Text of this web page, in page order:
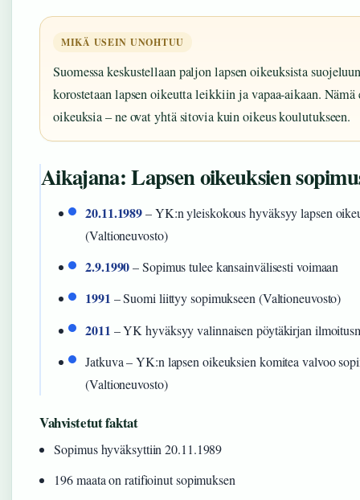
MIKÄ USEIN UNOHTUU
Suomessa keskustellaan paljon lapsen oikeuksista
korostetaan lapsen oikeutta leikkiin ja vapaa-aikaan.
oikeuksia – ne ovat yhtä sitovia kuin oikeus koulutukseen.
Aikajana: Lapsen oikeuksien
20.11.1989– YK:n yleiskokous hyväksyy lapsen
(Valtioneuvosto)
2.9.1990– Sopimus tulee kansainvälisesti voimaan
1991 – Suomi liittyy sopimukseen (Valtioneuvosto)
2011 – YK hyväksyy valinnaisen pöytäkirjan
Jatkuva – YK:n lapsen oikeuksien komitea valvoo
(Valtioneuvosto)
Vahvistetut faktat
Sopimus hyväksyttiin 20.11.1989
196 maata on ratifioinut sopimuksen